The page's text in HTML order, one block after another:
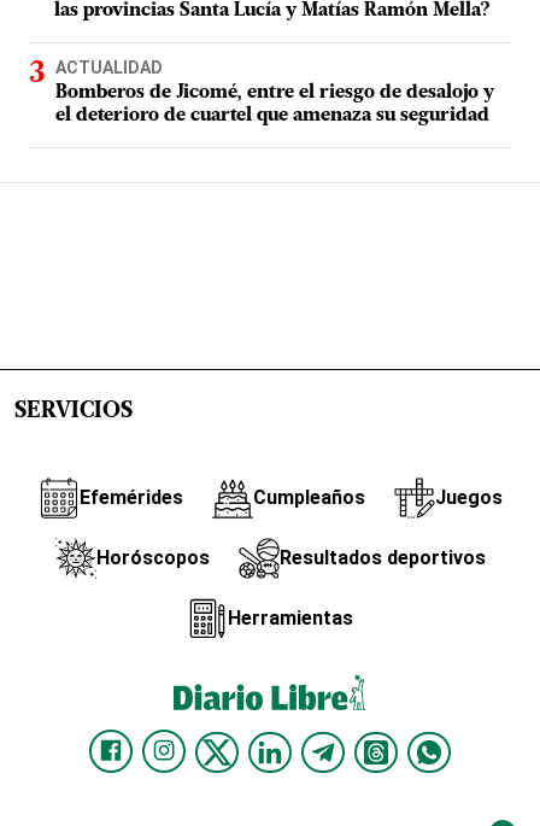
las provincias Santa Lucía y Matías Ramón Mella?
ACTUALIDAD
Bomberos de Jicomé, entre el riesgo de desalojo y
el deterioro de cuartel que amenaza su seguridad
SERVICIOS
Efemérides Cumpleaños Juegos
Horóscopos Resultados deportivos
Herramientas